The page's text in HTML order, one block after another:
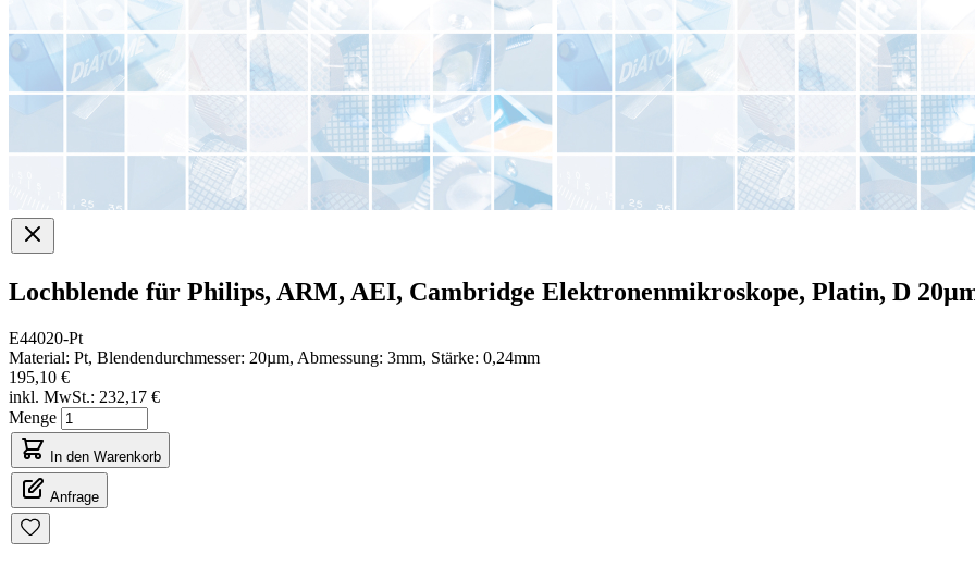
Lochblende für Philips, ARM, AEI, Cambridge Elektronenmikroskope, Platin, D
E44020-Pt
Material: Pt, Blendendurchmesser: 20µm, Abmessung: 3mm, Stärke: 0,24mm
195,10 €
inkl. MwSt.: 232,17 €
Menge
In den Warenkorb
Anfrage